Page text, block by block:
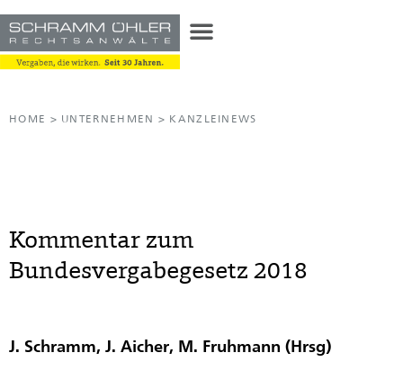
HOME > UNTERNEHMEN > KANZLEINEWS
Kommentar zum
Bundesvergabegesetz 2018
J. Schramm, J. Aicher, M. Fruhmann (Hrsg)